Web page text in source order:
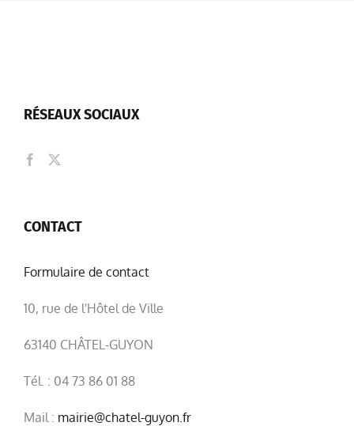
RÉSEAUX SOCIAUX
CONTACT
Formulaire de contact
10, rue de l'Hôtel de Ville
63140 CHÂTEL-GUYON
Tél. : 04 73 86 01 88
Mail : mairie@chatel-guyon.fr